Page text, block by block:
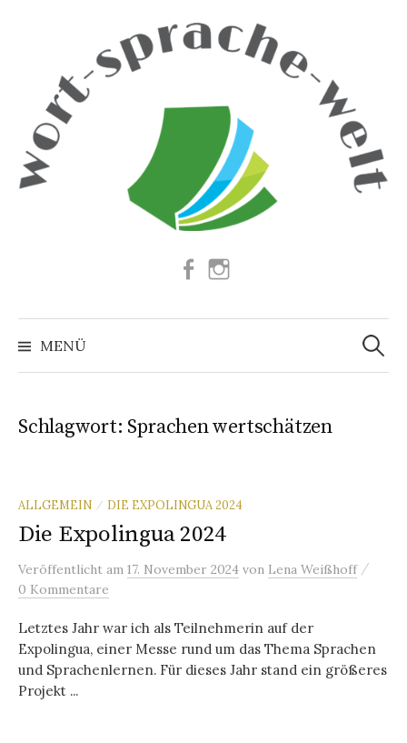
Facebook
MENÜ
Suchen
nach:
Schlagwort: Sprachen wertschätzen
ALLGEMEIN / DIE EXPOLINGUA 2024
Die Expolingua 2024
Veröffentlicht am 17. November 2024 von Lena Weißhoff /
0 Kommentare
Letztes Jahr war ich als Teilnehmerin auf der
Expolingua, einer Messe rund um das Thema Sprachen
und Sprachenlernen. Für dieses Jahr stand ein größeres
Projekt ...